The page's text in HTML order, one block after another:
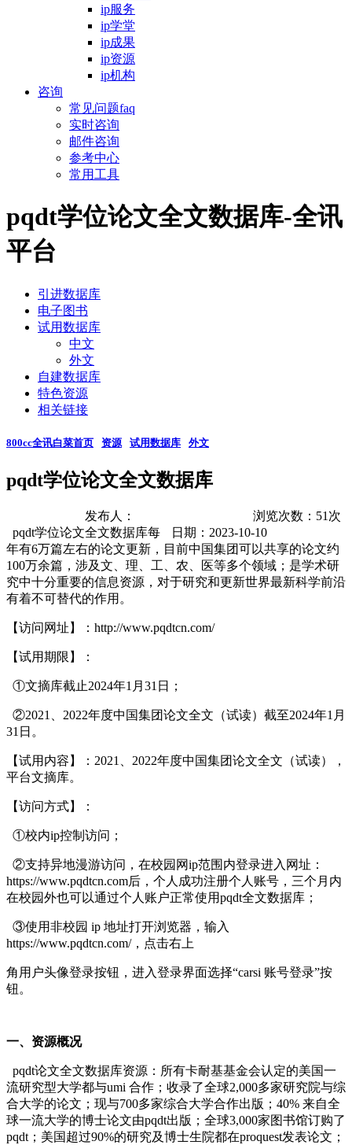
ip服务
ip学堂
ip成果
ip资源
ip机构
咨询
常见问题faq
实时咨询
邮件咨询
参考中心
常用工具
pqdt学位论文全文数据库-全讯
平台
引进数据库
电子图书
试用数据库
中文
外文
自建数据库
特色资源
相关链接
800cc全讯白菜首页 资源 试用数据库 外文
pqdt学位论文全文数据库
发布人： 浏览次数： 51 次
日期：2023-10-10
pqdt学位论文全文数据库每
年有6万篇左右的论文更新，目前中国集团可以共享的论文约
100万余篇，涉及文、理、工、农、医等多个领域；是学术研
究中十分重要的信息资源，对于研究和更新世界最新科学前沿
有着不可替代的作用。
【访问网址】：http://www.pqdtcn.com/
【试用期限】：
①文摘库截止2024年1月31日；
②2021、2022年度中国集团论文全文（试读）截至2024年1月
31日。
【试用内容】：2021、2022年度中国集团论文全文（试读），
平台文摘库。
【访问方式】：
①校内ip控制访问；
②支持异地漫游访问，在校园网ip范围内登录进入网址：
https://www.pqdtcn.com后，个人成功注册个人账号，三个月内
在校园外也可以通过个人账户正常使用pqdt全文数据库；
③使用非校园 ip 地址打开浏览器，输入
https://www.pqdtcn.com/，点击右上
角用户头像登录按钮，进入登录界面选择“carsi 账号登录”按
钮。
一、资源概况
pqdt论文全文数据库资源：所有卡耐基基金会认定的美国一
流研究型大学都与umi 合作；收录了全球2,000多家研究院与综
合大学的论文；现与700多家综合大学合作出版；40% 来自全
球一流大学的博士论文由pqdt出版；全球3,000家图书馆订购了
pqdt；美国超过90%的研究及博士生院都在proquest发表论文；